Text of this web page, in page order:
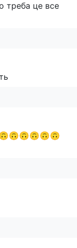
треба це все